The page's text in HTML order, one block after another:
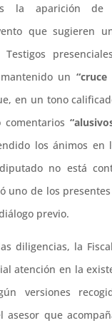
la aparición de
que sugieren
un
en un tono
los ánimos en
no está
uno de los
previo.
diligencias, la
atención en la
versiones
asesor que